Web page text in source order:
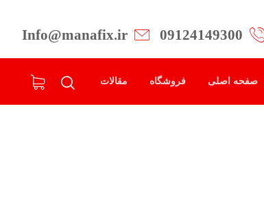
Info@manafix.ir 09124149300
صفحه اصلی فروشگاه مقالات